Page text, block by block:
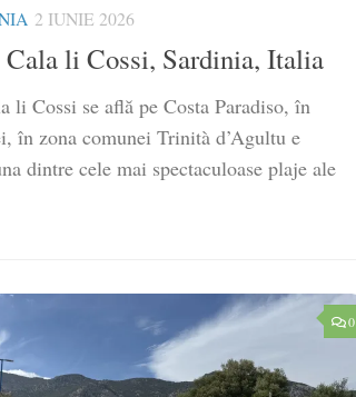
2 IUNIE 2026
li Cossi, Sardinia, Italia
li Cossi se află pe Costa Paradiso, în
în zona comunei Trinità d’Agultu e
dintre cele mai spectaculoase plaje ale
0